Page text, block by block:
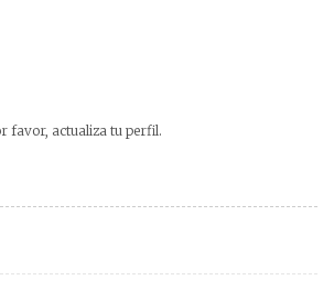
favor, actualiza tu perfil.